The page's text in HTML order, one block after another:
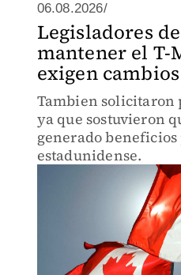
06.08.2026/
Legisladores
mantener el T-
exigen
Tambien
ya que sostuvieron
generado
estadunidense.